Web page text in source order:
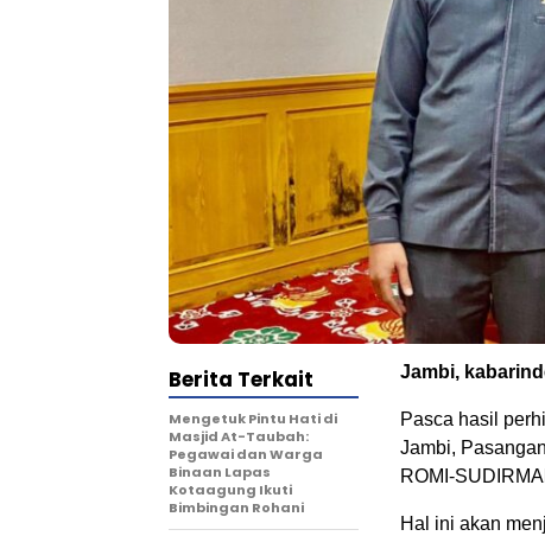
Jambi,
Pasca hasil
Jambi,
ROMI-
Hal ini akan
Berita Terkait
Mengetuk Pintu Hati di
Masjid At-Taubah:
Pegawai dan Warga
Binaan Lapas
Kotaagung Ikuti
Bimbingan Rohani